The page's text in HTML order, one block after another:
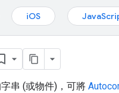
iOS
串 (或物件)，可將